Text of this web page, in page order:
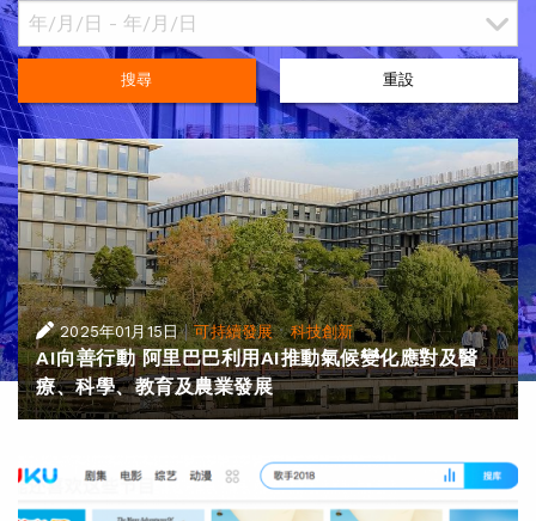
搜尋 重設
2025年01月15日 |可持續發展·科技創新
AI向善行動 阿里巴巴利用AI推動氣候變化應對及醫
療、科學、教育及農業發展